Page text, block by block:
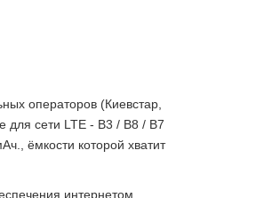
операторов (Киевстар,
для сети LTE - B3 / B8 / B7
., ёмкости которой хватит
интернетом